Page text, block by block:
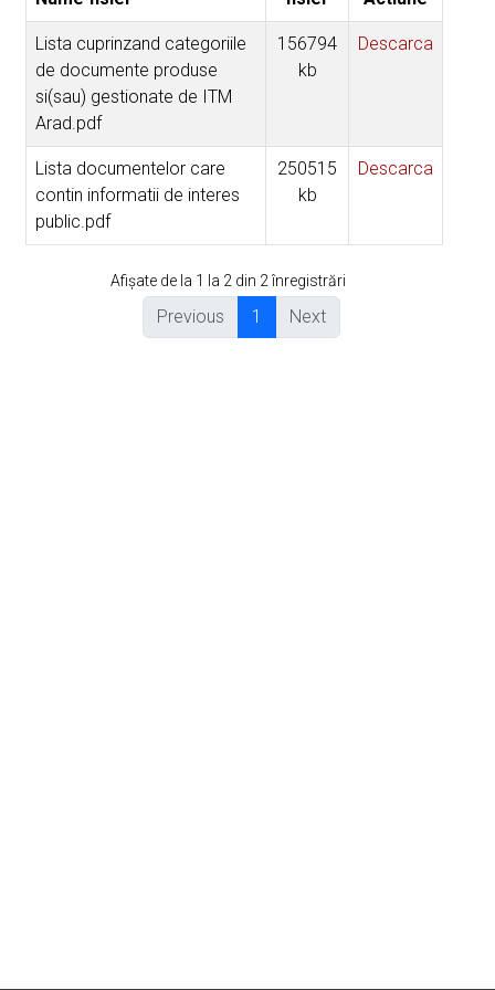
Lista cuprinzand categoriile
de documente produse
si(sau) gestionate de ITM
Arad.pdf
156794
kb
Descarca
Lista documentelor care
contin informatii de interes
public.pdf
250515
kb
Descarca
Afișate de la 1 la 2 din 2 înregistrări
Previous 1 Next